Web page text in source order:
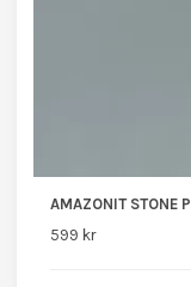
AMAZONIT STONE
599 kr